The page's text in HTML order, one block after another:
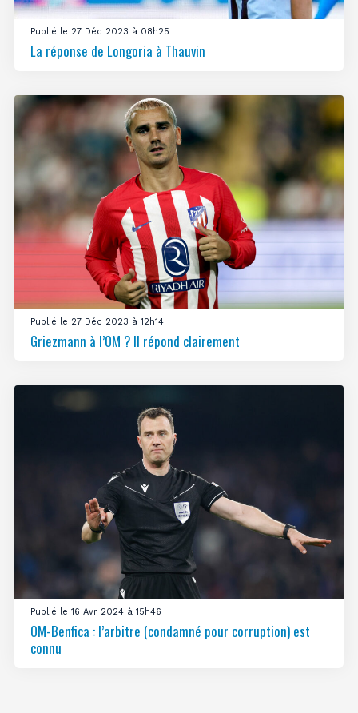
Publié le 27 Déc 2023 à 08h25
La réponse de Longoria à Thauvin
Publié le 27 Déc 2023 à 12h14
Griezmann à l’OM ? Il répond clairement
Publié le 16 Avr 2024 à 15h46
OM-Benfica : l’arbitre (condamné pour corruption) est
connu